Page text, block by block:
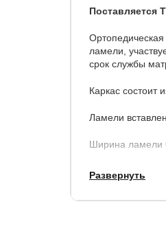
Поставляется
ламели,
срок службы
Каркас состоит
Ламели
Ширина ламели
Основание не
Развернуть